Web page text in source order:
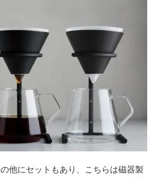
他にセットもあり、こちらは磁器製